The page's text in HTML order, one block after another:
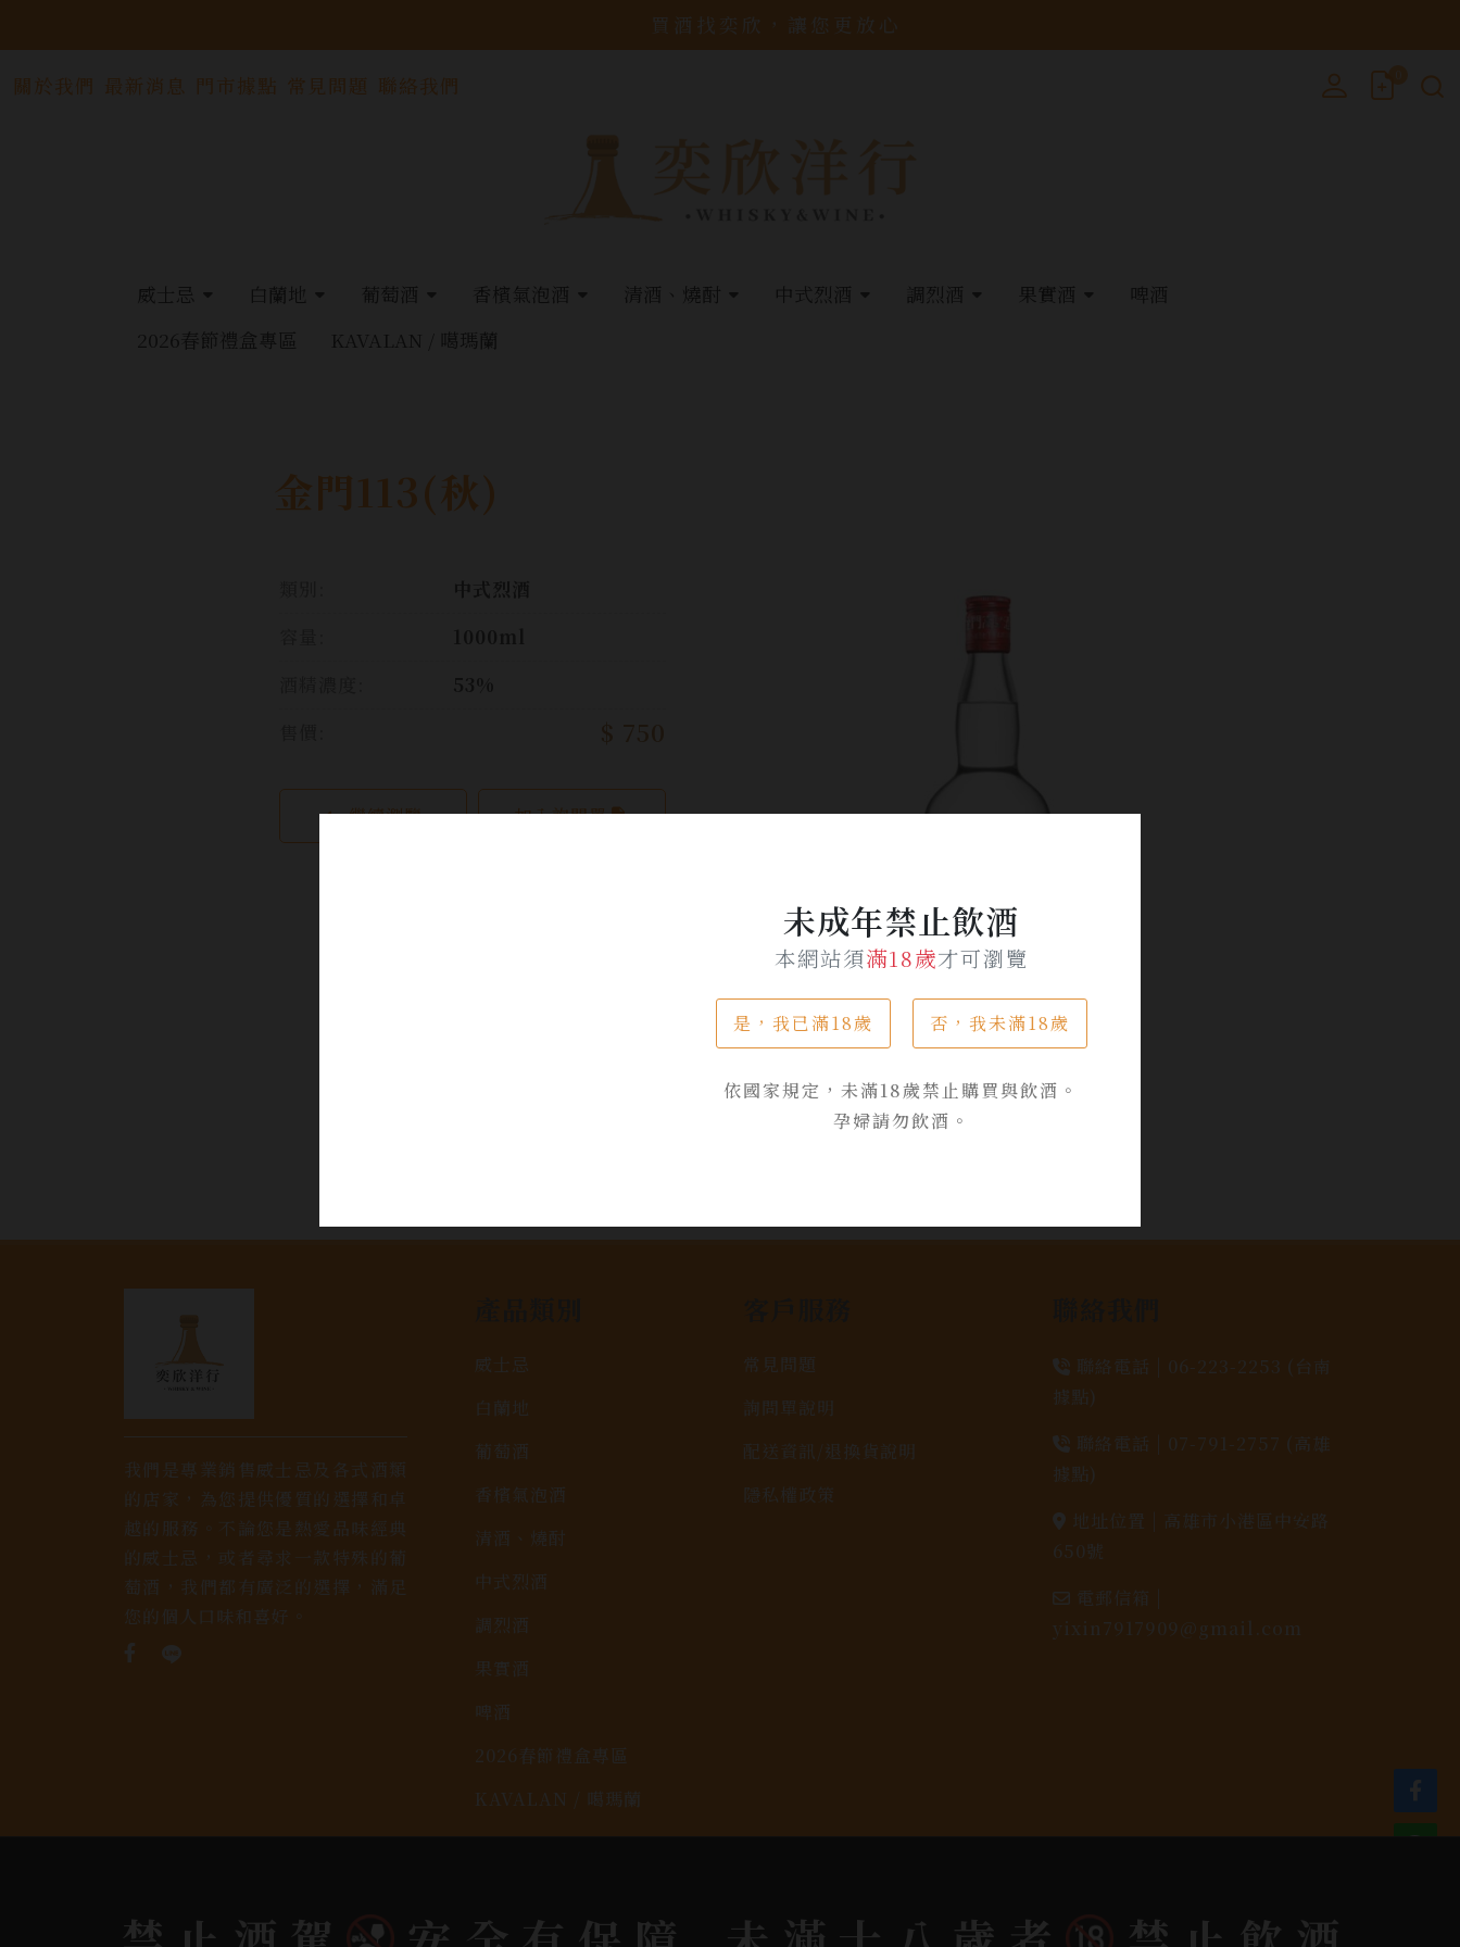
未成年禁止飲酒
本網站須滿18歲才可瀏覽
是，我已滿18歲 否，我未滿18歲
依國家規定，未滿18歲禁止購買與飲酒。
孕婦請勿飲酒。
買酒找奕欣，讓您更放心
關於我們 最新消息 門市據點 常見問題 聯絡我們
威士忌 白蘭地 葡萄酒 香檳氣泡酒 清酒、燒酎 中式烈酒 調烈酒 果實酒
啤酒
2026春節禮盒專區
KAVALAN / 噶瑪蘭
金門113(秋)
繼續瀏覽 加入詢問單
我們是專業銷售威士忌及各式酒類
的店家，為您提供優質的選擇和卓
越的服務。不論您是熱愛品味經典
的威士忌，或者尋求一款特殊的葡
萄酒，我們都有廣泛的選擇，滿足
您的個人口味和喜好。
威士忌
白蘭地
葡萄酒
香檳氣泡酒
清酒、燒酎
中式烈酒
調烈酒
果實酒
啤酒
2026春節禮盒專區
KAVALAN / 噶瑪蘭
常見問題
詢問單說明
配送資訊/退換貨說明
隱私權政策
聯絡電話 | 06-223-2253 (台南
據點)
聯絡電話 | 07-791-2757 (高雄
據點)
地址位置 | 高雄市小港區中安路
650號
電郵信箱 |
yixin7917909@gmail.com